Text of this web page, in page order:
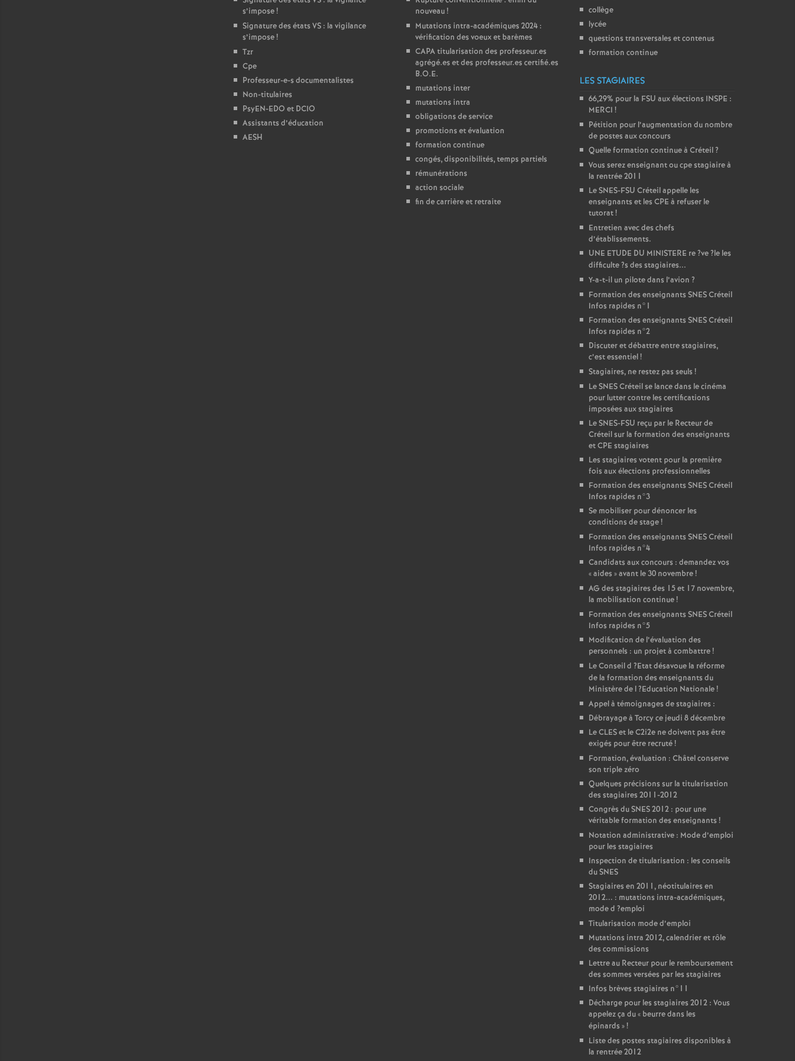
e
c
o
n
d
s’impose!
Signature des états VS: la vigilance
s’impose!
Tzr
Cpe
Professeur-e-s documentalistes
Non-titulaires
PsyEN-EDO et DCIO
Assistants d’éducation
AESH
nouveau!
Mutations intra-académiques 2024 :
vérification des voeux et barèmes
CAPAtitularisation des professeur.es
agrégé.es et des professeur.es certifié.es
B.O.E.
mutations inter
mutations intra
obligations de service
promotions et évaluation
formation continue
congés, disponibilités, temps partiels
rémunérations
action sociale
fin de carrière et retraite
collège
lycée
questions transversales et contenus
formation continue
LES STAGIAIRES
66,29% pour la FSU aux élections INSPE :
MERCI !
Pétition pour l’augmentation du nombre
de postes aux concours
Quelle formation continue à Créteil?
Vous serez enseignant ou cpe stagiaire à
la rentrée 2011
LeSNES-FSU Créteil appelle les
enseignants et les CPE à refuser le
tutorat!
Entretien avec des chefs
d’établissements.
UNE ETUDE DU MINISTERE re?ve?le les
difficulte?s des stagiaires...
Y-a-t-il un pilote dans l’avion ?
Formation des enseignants SNESCréteil
Infos rapides n°1
Formation des enseignants SNESCréteil
Infos rapides n°2
Discuter et débattre entre stagiaires,
c’est essentiel!
Stagiaires, ne restez pas seuls !
LeSNESCréteil se lance dans le cinéma
pour lutter contre les certifications
imposées aux stagiaires
LeSNES-FSU reçu par le Recteur de
Créteil sur la formation des enseignants
etCPE stagiaires
Les stagiaires votent pour la première
fois aux élections professionnelles
Formation des enseignants SNESCréteil
Infos rapides n°3
Se mobiliser pour dénoncer les
conditions de stage!
Formation des enseignants SNESCréteil
Infos rapides n°4
Candidats aux concours : demandez vos
«aides » avant le 30 novembre!
AG des stagiaires des 15 et 17 novembre,
la mobilisation continue!
Formation des enseignants SNESCréteil
Infos rapides n°5
Modification de l’évaluation des
personnels : un projet à combattre!
Le Conseil d ?Etat désavoue la réforme
de la formation des enseignants du
Ministère de l?Education Nationale!
Appel à témoignages de stagiaires :
Débrayage à Torcy ce jeudi 8 décembre
LeCLESet le C2i2e ne doivent pas être
exigés pour être recruté!
Formation, évaluation : Châtel conserve
son triple zéro
Quelques précisions sur la titularisation
des stagiaires 2011-2012
Congrès duSNES2012 : pour une
véritable formation des enseignants !
Notation administrative : Mode d’emploi
pour les stagiaires
Inspection de titularisation : les conseils
duSNES
Stagiaires en 2011, néotitulaires en
2012... : mutations intra-académiques,
mode d ?emploi
Titularisation mode d’emploi
Mutations intra 2012, calendrier et rôle
des commissions
Lettre au Recteur pour le remboursement
des sommes versées par les stagiaires
Infos brèves stagiaires n°11
Décharge pour les stagiaires 2012 : Vous
appelez ça du « beurre dans les
épinards »!
Liste des postes stagiaires disponibles à
la rentrée 2012